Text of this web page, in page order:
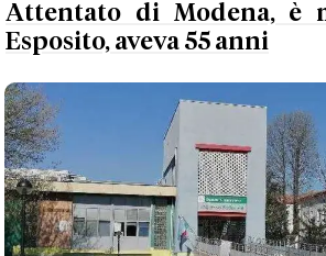
Attentato di Modena, è
Esposito, aveva 55 anni